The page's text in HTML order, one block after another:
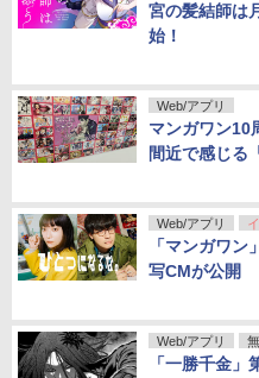
宮の髪結師は
始！
Web/アプリ
マンガワン10
間近で感じる
Web/アプリ
「マンガワ
写CMが公開
Web/アプリ
「一勝千金